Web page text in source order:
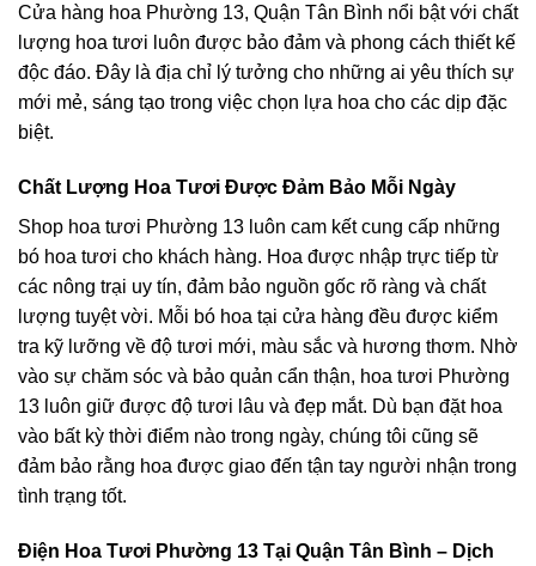
Cửa hàng hoa Phường 13, Quận Tân Bình nổi bật với chất
lượng hoa tươi luôn được bảo đảm và phong cách thiết kế
độc đáo. Đây là địa chỉ lý tưởng cho những ai yêu thích sự
mới mẻ, sáng tạo trong việc chọn lựa hoa cho các dịp đặc
biệt.
Chất Lượng Hoa Tươi Được Đảm Bảo Mỗi Ngày
Shop hoa tươi Phường 13 luôn cam kết cung cấp những
bó hoa tươi cho khách hàng. Hoa được nhập trực tiếp từ
các nông trại uy tín, đảm bảo nguồn gốc rõ ràng và chất
lượng tuyệt vời. Mỗi bó hoa tại cửa hàng đều được kiểm
tra kỹ lưỡng về độ tươi mới, màu sắc và hương thơm. Nhờ
vào sự chăm sóc và bảo quản cẩn thận, hoa tươi Phường
13 luôn giữ được độ tươi lâu và đẹp mắt. Dù bạn đặt hoa
vào bất kỳ thời điểm nào trong ngày, chúng tôi cũng sẽ
đảm bảo rằng hoa được giao đến tận tay người nhận trong
tình trạng tốt.
Điện Hoa Tươi Phường 13 Tại Quận Tân Bình – Dịch